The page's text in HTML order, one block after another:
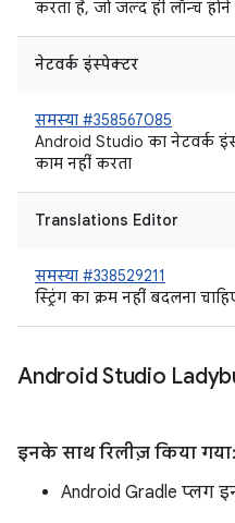
करता है, जो जल्द ही लॉन्च होने
नेटवर्क इंस्पेक्टर
समस्या #358567085
Android Studio का नेटवर्क
काम नहीं करता
Translations Editor
समस्या #338529211
स्ट्रिंग का क्रम नहीं बदलना
Android Studio
इनके साथ रिलीज़ किया गया:
Android Gradle प्लग